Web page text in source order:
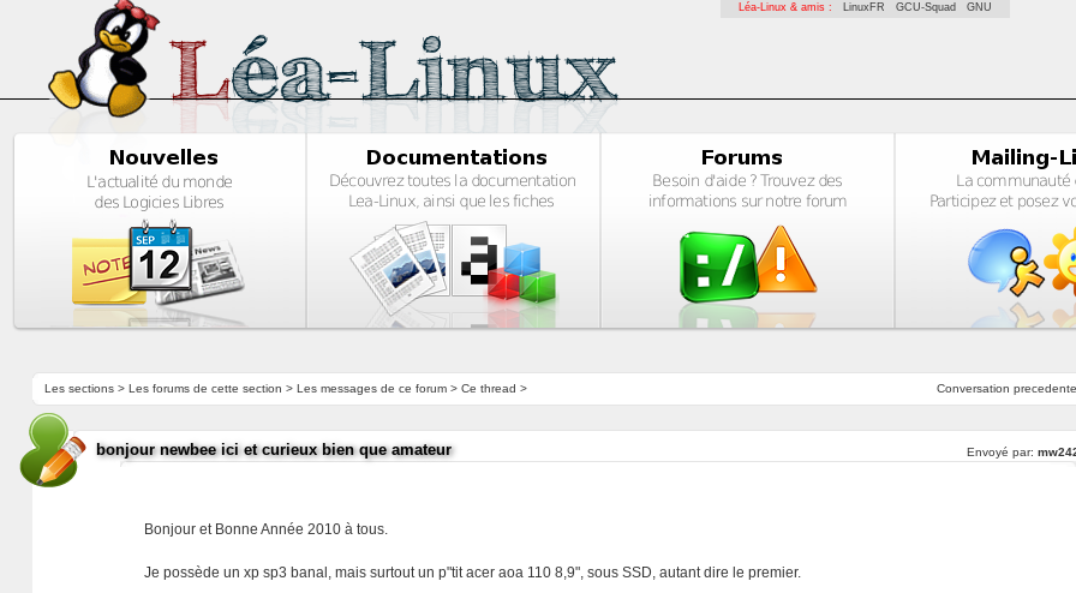
Léa-Linux & amis : LinuxFR GCU-Squad GNU
Conversation precedente
Les sections> Les forums de cette section > Les messages de ce forum> Ce thread >
bonjour newbee ici et curieux bien que amateur Envoyé par:
Bonjour et Bonne Année 2010 à tous.
Je possède un xp sp3 banal, mais surtout un p"tit acer aoa 110 8,9", sous SSD, autant dire le premier.